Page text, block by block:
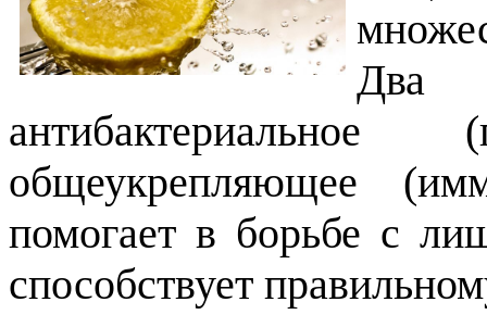
Два
общеукрепляющее
помогает в борьбе с
способствует